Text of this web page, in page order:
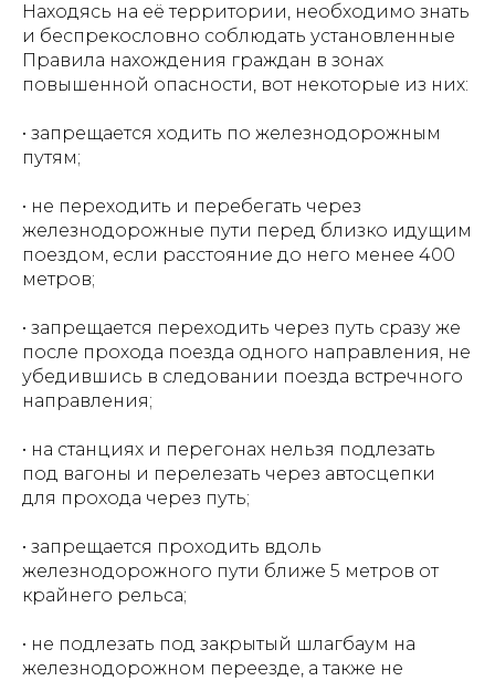
Находясь на её территории, необходимо знать
и беспрекословно соблюдать установленные
Правила нахождения граждан в зонах
повышенной опасности, вот некоторые из них:
• запрещается ходить по железнодорожным
путям;
• не переходить и перебегать через
железнодорожные пути перед близко идущим
поездом, если расстояние до него менее 400
метров;
• запрещается переходить через путь сразу же
после прохода поезда одного направления, не
убедившись в следовании поезда встречного
направления;
• на станциях и перегонах нельзя подлезать
под вагоны и перелезать через автосцепки
для прохода через путь;
• запрещается проходить вдоль
железнодорожного пути ближе 5 метров от
крайнего рельса;
• не подлезать под закрытый шлагбаум на
железнодорожном переезде, а также не